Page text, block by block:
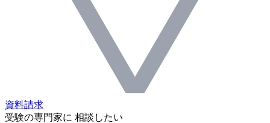
資料請求
受験の専門家に 相談したい